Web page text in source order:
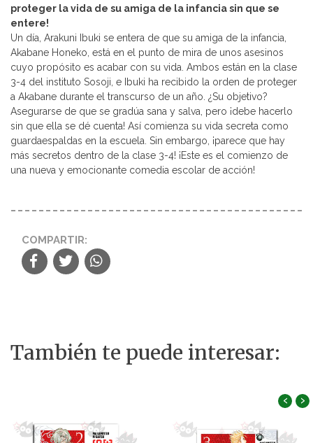
proteger la vida de su amiga de la infancia sin que se
entere!
Un día, Arakuni Ibuki se entera de que su amiga de la infancia,
Akabane Honeko, está en el punto de mira de unos asesinos
cuyo propósito es acabar con su vida. Ambos están en la clase
3-4 del instituto Sosoji, e Ibuki ha recibido la orden de proteger
a Akabane durante el transcurso de un año. ¿Su objetivo?
Asegurarse de que se gradúa sana y salva, pero ¡debe hacerlo
sin que ella se dé cuenta! Así comienza su vida secreta como
guardaespaldas en la escuela. Sin embargo, ¡parece que hay
más secretos dentro de la clase 3-4! ¡Este es el comienzo de
una nueva y emocionante comedia escolar de acción!
COMPARTIR:
También te puede interesar:
‹ ›